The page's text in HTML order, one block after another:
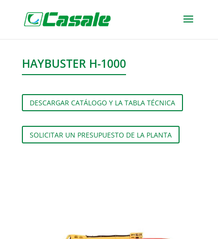
HAYBUSTER H-1000
DESCARGAR CATÁLOGO Y LA TABLA TÉCNICA
SOLICITAR UN PRESUPUESTO DE LA PLANTA